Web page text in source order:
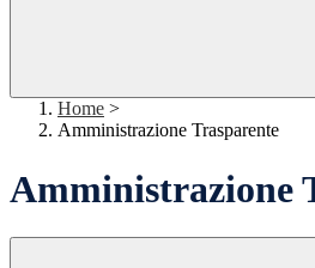
Home >
Amministrazione Trasparente
Amministrazione